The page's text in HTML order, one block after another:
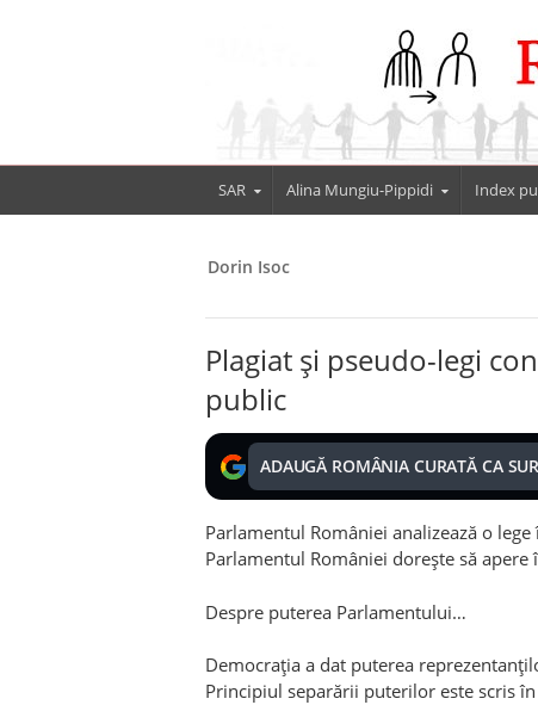
SAR Alina Mungiu-Pippidi Index
Dorin Isoc
Plagiat şi pseudo-legi
public
ADAUGĂ ROMÂNIA CURATĂ CA
Parlamentul României analizează o
Parlamentul României doreşte să apere
Despre puterea Parlamentului…
Democraţia a dat puterea
Principiul separării puterilor este scris